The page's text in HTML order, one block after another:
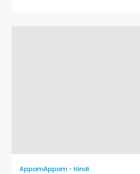
AppamAppam - Hindi